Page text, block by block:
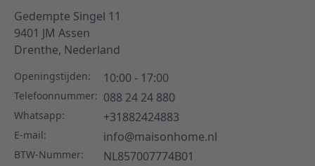
Gedempte Singel 11
9401 JM Assen
Drenthe, Nederland
Openingstijden: 10:00 - 17:00
Telefoonnummer: 088 24 24 880
Whatsapp: +31882424883
E-mail: info@maisonhome.nl
BTW-Nummer: NL857007774B01